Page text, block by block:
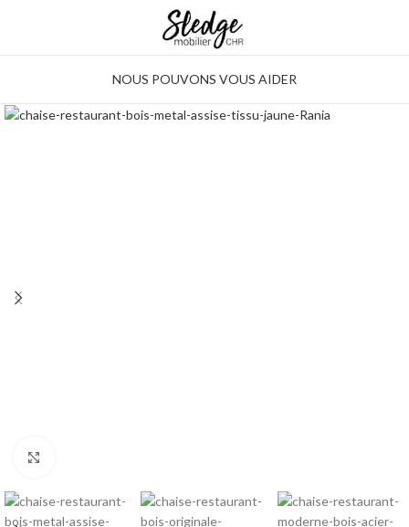
NOUS POUVONS VOUS AIDER